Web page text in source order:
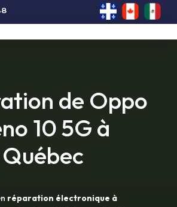
de Oppo
10 5G à
Québec
réparation électronique à